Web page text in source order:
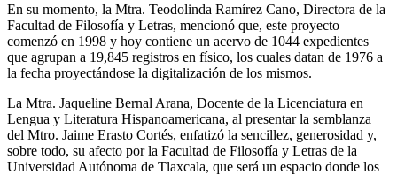
En su momento, la Mtra. Teodolinda Ramírez Cano, Directora de la
Facultad de Filosofía y Letras, mencionó que, este proyecto
comenzó en 1998 y hoy contiene un acervo de 1044 expedientes
que agrupan a 19,845 registros en físico, los cuales datan de 1976 a
la fecha proyectándose la digitalización de los mismos.
La Mtra. Jaqueline Bernal Arana, Docente de la Licenciatura en
Lengua y Literatura Hispanoamericana, al presentar la semblanza
del Mtro. Jaime Erasto Cortés, enfatizó la sencillez, generosidad y,
sobre todo, su afecto por la Facultad de Filosofía y Letras de la
Universidad Autónoma de Tlaxcala, que será un espacio donde los